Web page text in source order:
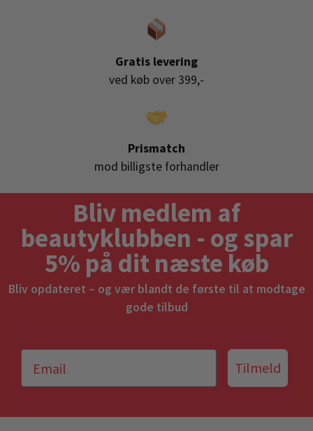
Gratis levering
ved køb over 399,-
Prismatch
mod billigste forhandler
Bliv medlem af
beautyklubben - og spar
5% på dit næste køb
Bliv opdateret – og vær blandt de første til at modtage
gode tilbud
Tilmeld